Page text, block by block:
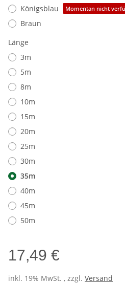
Königsblau Momentan nicht
Braun
Länge
3m
5m
8m
10m
15m
20m
25m
30m
35m
40m
45m
50m
17,49 €
inkl. 19% MwSt. , zzgl. Versand